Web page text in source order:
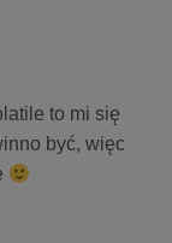
to mi się
być, więc